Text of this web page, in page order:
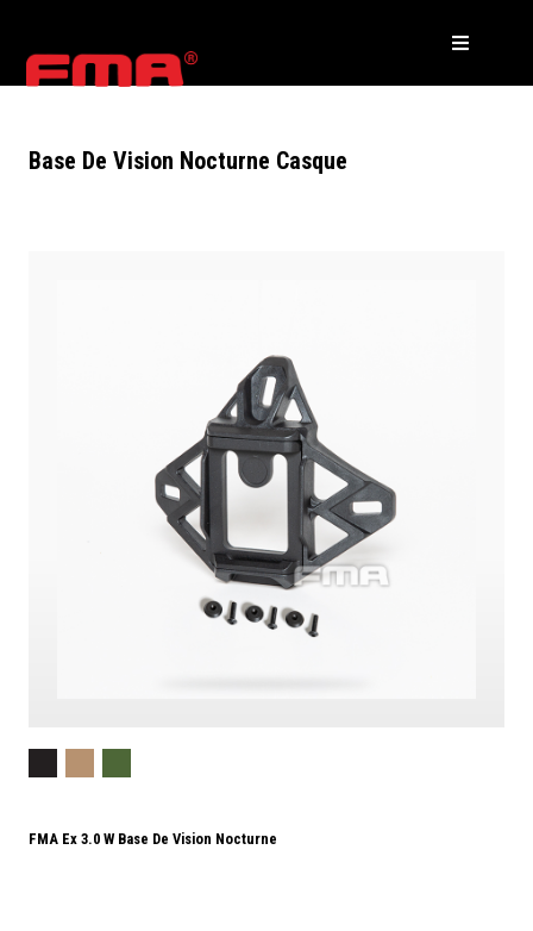
Base De Vision Nocturne Casque
FMA Ex 3.0 W Base De Vision Nocturne